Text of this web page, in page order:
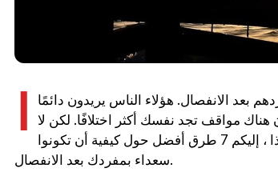
بعد الانفصال. هؤلاء الناس يريدون دائمًا
مواقف تجد نفسك أكثر اختلافًا. لكن لا
يوجد ما يدعو للقلق ، لأنه يمكنك أن تكون سعيدًا بمفردك بعد الانفصال. لذا ، إليكم 7 طرق أفضل حول كيفية أن تكونوا
سعداء بمفردك بعد الانفصال.